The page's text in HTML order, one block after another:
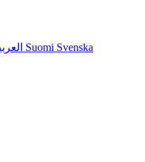
Suomi Svenska